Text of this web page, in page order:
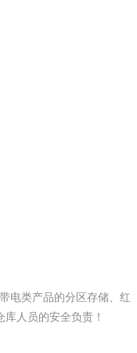
电类产品的分区存储、红
人员的安全负责！